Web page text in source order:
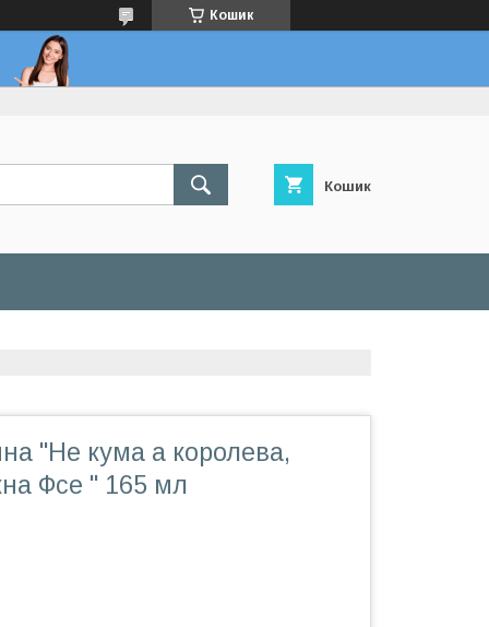
Кошик
Кошик
"Не кума а королева,
Фсе " 165 мл